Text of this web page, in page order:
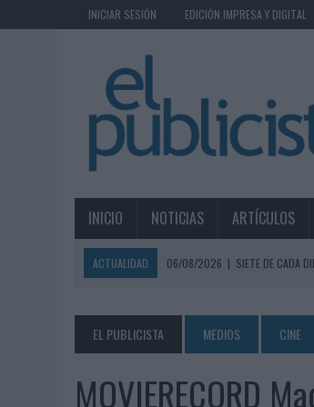
INICIAR SESIÓN EDICIÓN IMPRESA Y DIGITAL
INICIO NOTICIAS ARTÍCULOS
ACTUALIDAD 06/08/2026 | SIETE DE CADA
06/08/2026 | EL USO DE LA IA GENERATIVA
06/08/2026 | SYSTEM1 NOMBRA A KIMBERLY
EL PUBLICISTA MEDIOS CINE
MOVIERECORD